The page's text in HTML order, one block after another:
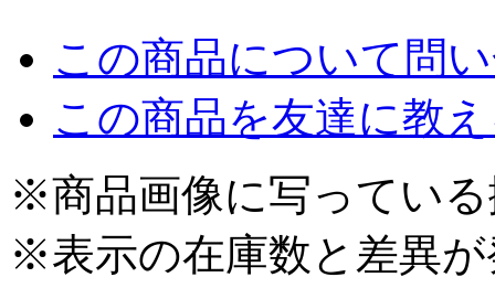
この商品について問
この商品を友達に教
※商品画像に写ってい
※表示の在庫数と差異